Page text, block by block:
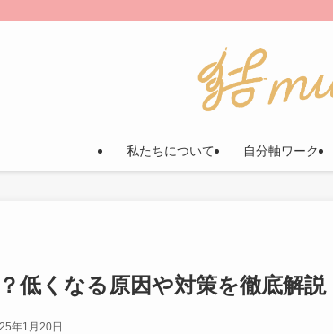
私たちについて 自分軸ワーク
低くなる原因や対策を徹底解説
年1月20日